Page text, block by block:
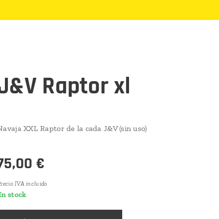
Raptor xl
XXL Raptor de la cada J&V (sin uso)
€
IVA incluido
stock